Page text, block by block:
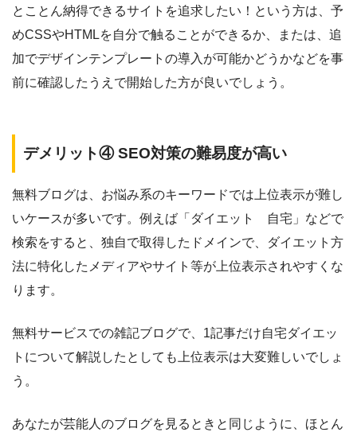
とことん納得できるサイトを追求したい！という方は、予
めCSSやHTMLを自分で触ることができるか、または、追
加でデザインテンプレートの導入が可能かどうかなどを事
前に確認したうえで開始した方が良いでしょう。
デメリット④ SEO対策の難易度が高い
無料ブログは、お悩み系のキーワードでは上位表示が難し
いケースが多いです。例えば「ダイエット 自宅」などで
検索をすると、独自で取得したドメインで、ダイエット方
法に特化したメディアやサイト等が上位表示されやすくな
ります。
無料サービスでの雑記ブログで、1記事だけ自宅ダイエッ
トについて解説したとしても上位表示は大変難しいでしょ
う。
あなたが芸能人のブログを見るときと同じように、ほとん